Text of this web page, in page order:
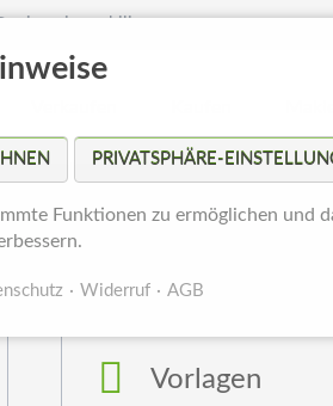
immobilien.com
Wohnung verkaufen
vermietete Objekte verkaufen
Energieausweis
Objekte
Budget –
Vorlagen
PRIVATSPHÄRE-
Funktionen zu ermöglichen und
Widerruf AGB